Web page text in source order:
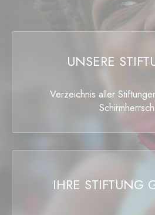
UNSERE
Verzeichnis aller
IHRE STIFTUNG